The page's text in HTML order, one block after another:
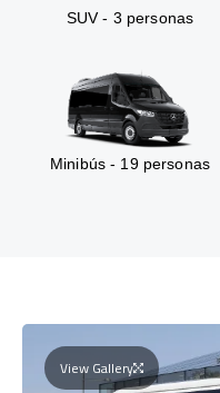
SUV - 3 personas
Minibús - 19 personas
View Gallery